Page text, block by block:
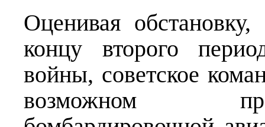
Оценивая
концу второго
войны, советское
возможном